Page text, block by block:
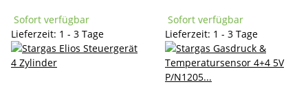
Sofort verfügbar
Lieferzeit: 1 - 3 Tage
Sofort verfügbar
Lieferzeit: 1 - 3 Tage